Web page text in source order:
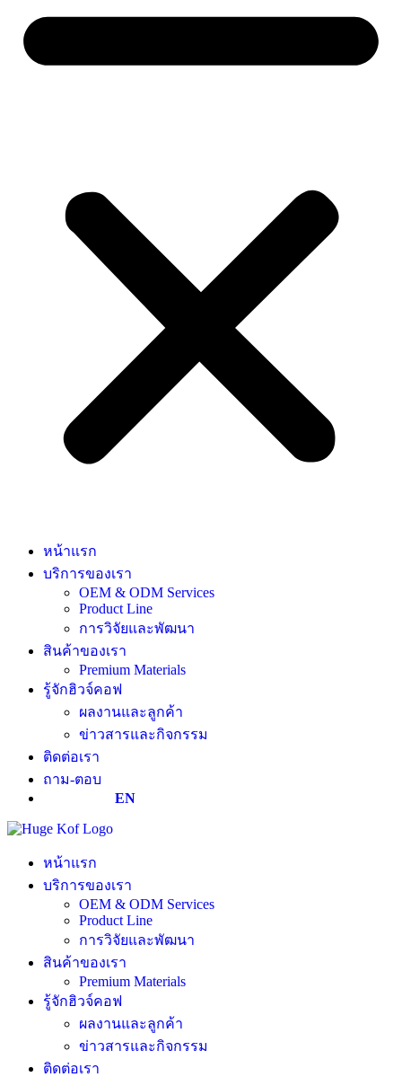
หน้าแรก
บริการของเรา
OEM & ODM Services
Product Line
การวิจัยและพัฒนา
สินค้าของเรา
Premium Materials
รู้จักฮิวจ์คอฟ
ผลงานและลูกค้า
ข่าวสารและกิจกรรม
ติดต่อเรา
ถาม-ตอบ
EN
หน้าแรก
บริการของเรา
OEM & ODM Services
Product Line
การวิจัยและพัฒนา
สินค้าของเรา
Premium Materials
รู้จักฮิวจ์คอฟ
ผลงานและลูกค้า
ข่าวสารและกิจกรรม
ติดต่อเรา